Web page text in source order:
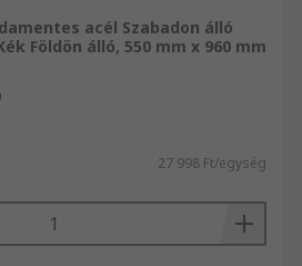
acél Szabadon álló
Földön álló, 550 mm x 960 mm
27 998 Ft/egység